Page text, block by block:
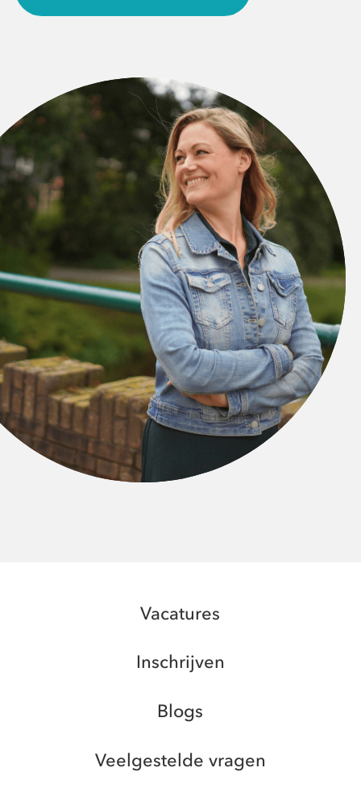
Vacatures
Inschrijven
Blogs
Veelgestelde vragen